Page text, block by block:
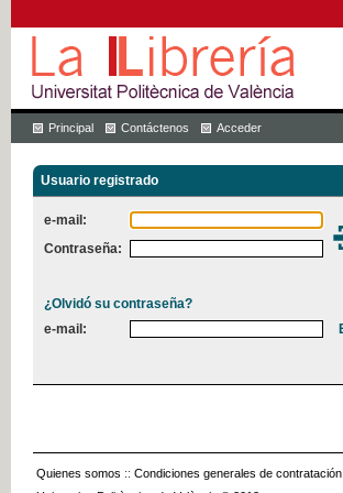
Principal Contáctenos Acceder
Usuario registrado
e-mail:
Contraseña:
¿Olvidó su contraseña?
e-mail:
Quienes somos :: Condiciones generales de contratación